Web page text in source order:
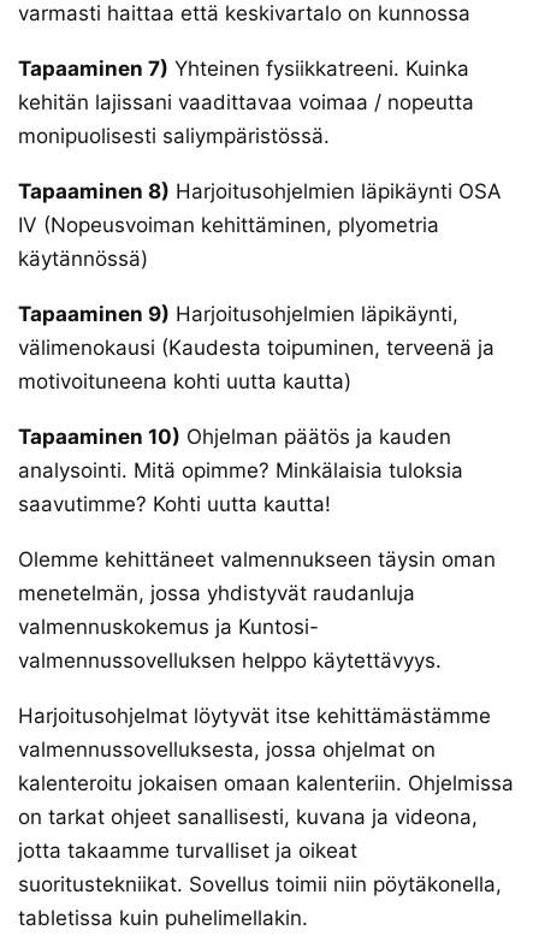
varmasti haittaa että keskivartalo on kunnossa
Tapaaminen 7) Yhteinen fysiikkatreeni. Kuinka
kehitän lajissani vaadittavaa voimaa / nopeutta
monipuolisesti saliympäristössä.
Tapaaminen 8) Harjoitusohjelmien läpikäynti OSA
IV (Nopeusvoiman kehittäminen, plyometria
käytännössä)
Tapaaminen 9) Harjoitusohjelmien läpikäynti,
välimenokausi (Kaudesta toipuminen, terveenä ja
motivoituneena kohti uutta kautta)
Tapaaminen 10) Ohjelman päätös ja kauden
analysointi. Mitä opimme? Minkälaisia tuloksia
saavutimme? Kohti uutta kautta!
Olemme kehittäneet valmennukseen täysin oman
menetelmän, jossa yhdistyvät raudanluja
valmennuskokemus ja Kuntosi-
valmennussovelluksen helppo käytettävyys.
Harjoitusohjelmat löytyvät itse kehittämästämme
valmennussovelluksesta, jossa ohjelmat on
kalenteroitu jokaisen omaan kalenteriin. Ohjelmissa
on tarkat ohjeet sanallisesti, kuvana ja videona,
jotta takaamme turvalliset ja oikeat
suoritustekniikat. Sovellus toimii niin pöytäkonella,
tabletissa kuin puhelimellakin.